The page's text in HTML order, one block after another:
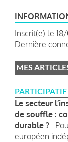
Inscrit(e) le
Dernière
MES
PARTICIPATIF
Le secteur
de souffle :
durable ? :
européen